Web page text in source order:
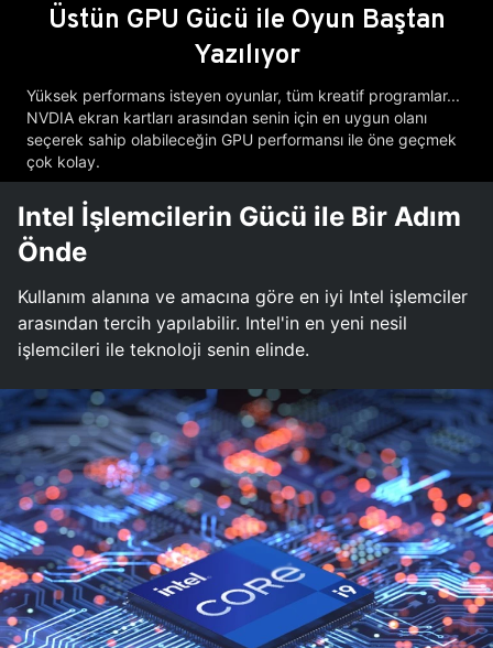
Üstün GPU Gücü ile Oyun Baştan
Yazılıyor
Yüksek performans isteyen oyunlar, tüm kreatif programlar...
NVDIA ekran kartları arasından senin için en uygun olanı
seçerek sahip olabileceğin GPU performansı ile öne geçmek
çok kolay.
Intel İşlemcilerin Gücü ile Bir Adım
Önde
Kullanım alanına ve amacına göre en iyi Intel işlemciler
arasından tercih yapılabilir. Intel'in en yeni nesil
işlemcileri ile teknoloji senin elinde.